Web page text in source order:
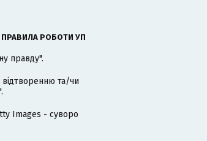
ПРАВИЛА РОБОТИ УП
правду".
та/чи
Images - суворо